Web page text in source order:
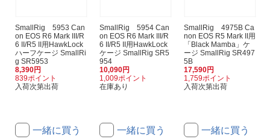
SmallRig 5953 Can
on EOS R6 Mark III/R
6 II/R5 II用HawkLock
ハーフケージ SmallRi
g SR5953
8,390円
839ポイント
入荷次第出荷
一緒に買う
SmallRig 5954 Can
on EOS R6 Mark III/R
6 II/R5 II用HawkLock
ケージ SmallRig SR5
954
10,090円
1,009ポイント
在庫あり
一緒に買う
SmallRig 4975B Ca
non EOS R5 Mark II用
「Black Mamba」ケ
ージ SmallRig SR497
5B
17,590円
1,759ポイント
入荷次第出荷
一緒に買う